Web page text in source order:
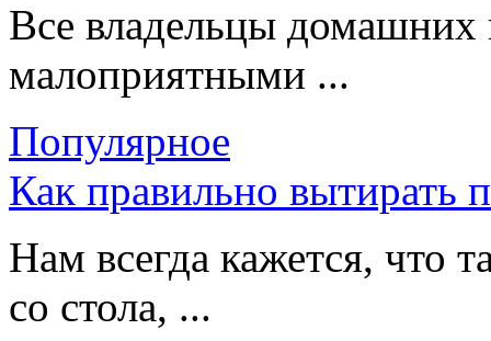
Все владельцы домашних
малоприятными ...
Популярное
Как правильно вытирать
Нам всегда кажется, что
со стола, ...